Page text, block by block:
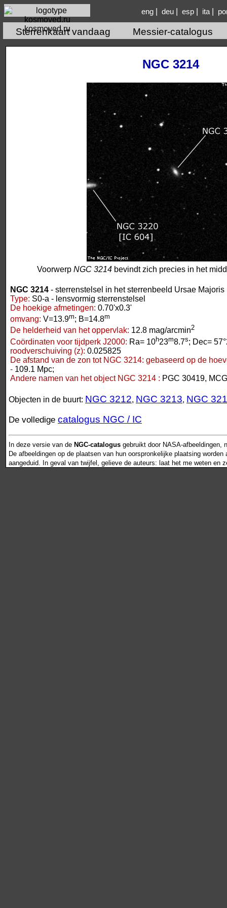
kosmoved.ru
eng| deu| esp| ita|
Sterrenkaart vandaag Messier-catalogus
NGC 3214
Voorwerp NGC 3214 bevindt zich precies in het
NGC 3214 - sterrenstelsel in het sterrenbeeld Ursae Majoris
Type: S0-a - lensvormig sterrenstelsel
De hoekige afmetingen: 0.70'x0.3'
omvang: V=13.9m; B=14.8m
De helderheid van het oppervlak: 12.8 mag/arcmin2
Coördinaten voor tijdperk J2000: Ra= 10h23m8.7s; Dec=
roodverschuiving (z): 0.025825
De afstand van de zon tot NGC 3214: gebaseerd op de
- 109.1 Mpc;
Andere namen van het object NGC 3214 : PGC 30419,
Objecten in de buurt: NGC 3212, NGC 3213, NGC
De volledige catalogus NGC / IC
In deze versie van de NGC-catalogus gebruikt door NASA-afbeeldingen,
De afbeeldingen op de plaatsen van hun oorspronkelijke plaatsing
aangeduid. In geval van twijfel, gelieve de auteurs: laat het me weten en